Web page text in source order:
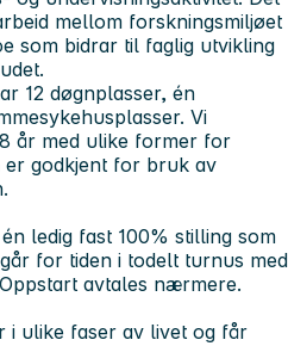
mellom forskningsmiljøet
som bidrar til faglig utvikling
12 døgnplasser, én
Vi
år med ulike former for
er godkjent for bruk av
ledig fast 100% stilling som
for tiden i todelt turnus med
avtales nærmere.
i ulike faser av livet og får